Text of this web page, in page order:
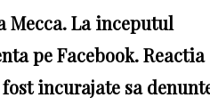
Mecca.La inceputul
pe Facebook.Reactia
incurajate sa